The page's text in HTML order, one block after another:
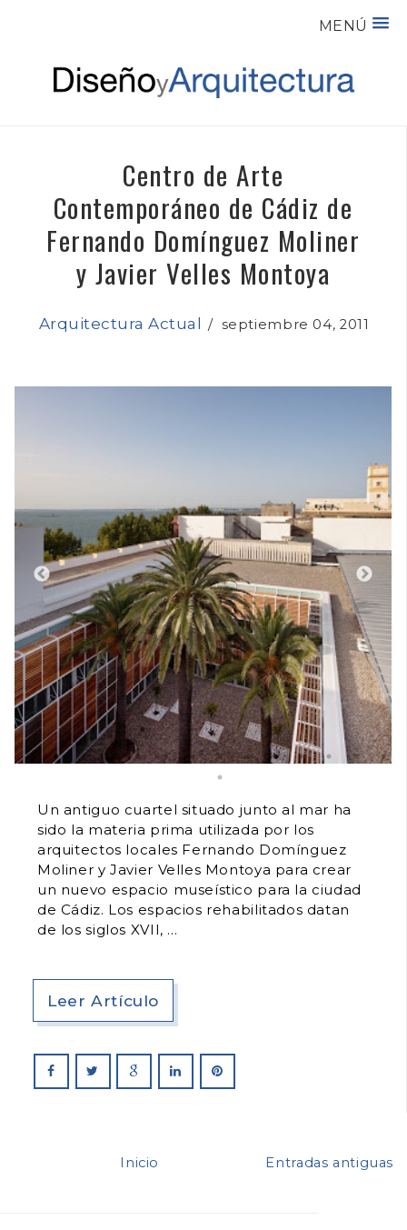
MENÚ
Centro de Arte
Contemporáneo de Cádiz de
Fernando Domínguez Moliner
y Javier Velles Montoya
Arquitectura Actual /septiembre 04, 2011
Un antiguo cuartel situado junto al mar ha
sido la materia prima utilizada por los
arquitectos locales Fernando Domínguez
Moliner y Javier Velles Montoya para crear
un nuevo espacio museístico para la ciudad
de Cádiz. Los espacios rehabilitados datan
de los siglos XVII,
Leer Artículo
Entradas antiguas
Inicio